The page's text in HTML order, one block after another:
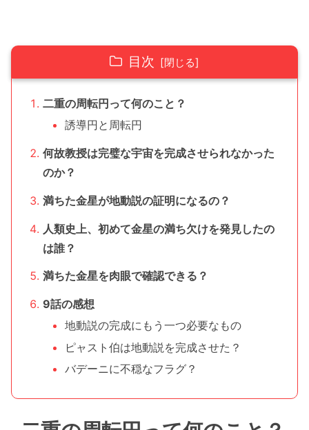
目次
二重の周転円って何のこと？
誘導円と周転円
何故教授は完璧な宇宙を完成させられなかった
のか？
満ちた金星が地動説の証明になるの？
人類史上、初めて金星の満ち欠けを発見したの
は誰？
満ちた金星を肉眼で確認できる？
9話の感想
地動説の完成にもう一つ必要なもの
ピャスト伯は地動説を完成させた？
バデーニに不穏なフラグ？